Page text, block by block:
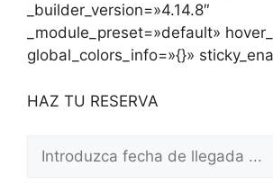
_builder_version=»4.14.8″
_module_preset=»default»
global_colors_info=»{}»
HAZ TU RESERVA